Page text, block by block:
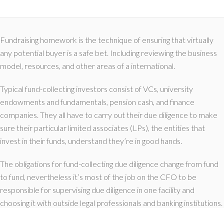
Fundraising homework is the technique of ensuring that virtually
any potential buyer is a safe bet. Including reviewing the business
model, resources, and other areas of a international.
Typical fund-collecting investors consist of VCs, university
endowments and fundamentals, pension cash, and finance
companies. They all have to carry out their due diligence to make
sure their particular limited associates (LPs), the entities that
invest in their funds, understand they’re in good hands.
The obligations for fund-collecting due diligence change from fund
to fund, nevertheless it’s most of the job on the CFO to be
responsible for supervising due diligence in one facility and
choosing it with outside legal professionals and banking institutions.